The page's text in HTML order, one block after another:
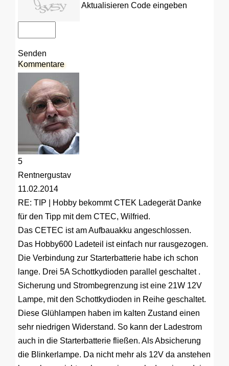
Aktualisieren Code eingeben
Senden
Kommentare
5
Rentnergustav
11.02.2014
RE: TIP | Hobby bekommt CTEK LadegerätDanke
für den Tipp mit dem CTEC, Wilfried.
Das CETEC ist am Aufbauakku angeschlossen.
Das Hobby600 Ladeteil ist einfach nur rausgezogen.
Die Verbindung zur Starterbatterie habe ich schon
lange. Drei 5A Schottkydioden parallel geschaltet .
Sicherung und Strombegrenzung ist eine 21W 12V
Lampe, mit den Schottkydioden in Reihe geschaltet.
Diese Glühlampen haben im kalten Zustand einen
sehr niedrigen Widerstand. So kann der Ladestrom
auch in die Starterbatterie fließen. Als Absicherung
die Blinkerlampe. Da nicht mehr als 12V da anstehen